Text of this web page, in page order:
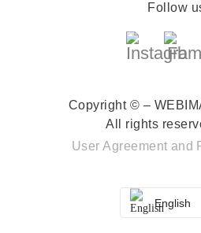
Follow
Copyright © –
All rights
User Agreement and
English